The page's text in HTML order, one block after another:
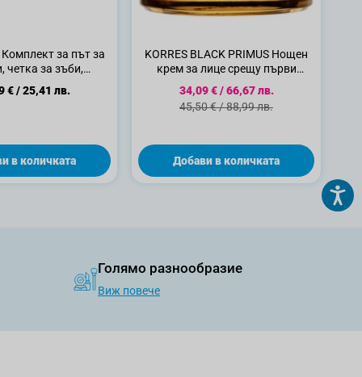
Комплект за път за
четка за зъби,
6-12г., 1бр.
€/25,41 лв.
в количката
KORRES BLACK PRIMUS Нощен
крем за лице срещу първи
на шишарки, 40 мл
Специална цена
34,09 €/66,67 лв.
Стандартна цена
45,50 €/88,99 лв.
Добави в количката
Голямо разнообразие
Виж повече